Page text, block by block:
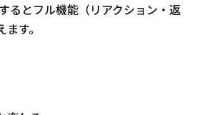
るとフル機能（リアクション・返
す。